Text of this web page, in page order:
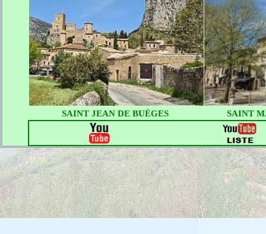
SAINT JEAN DE BUÈGES SAINT